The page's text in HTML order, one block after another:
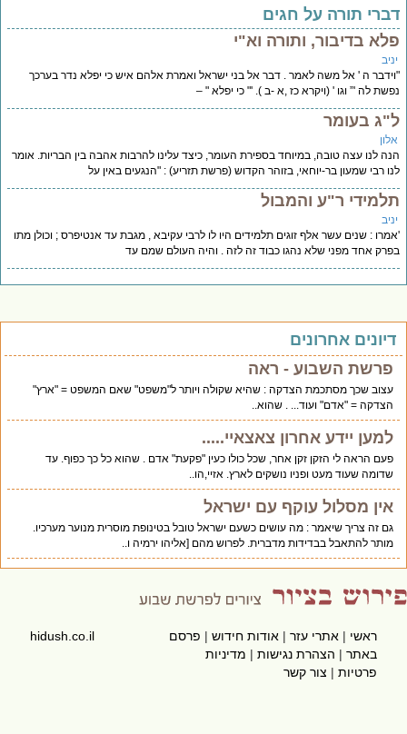
תורה על חגים
בדיבור, ותורה וא"י
ה ' אל משה לאמר . דבר אל בני ישראל ואמרת אלהם איש כי יפלא נדר בערכך
לה '” וגו ' (ויקרא כז ,א -ב ). '" כי יפלא " –
בעומר
לנו עצה טובה, במיוחד בספירת העומר, כיצד עלינו להרבות אהבה בין הבריות. אומר
רבי שמעון בר-יוחאי, בזוהר הקדוש (פרשת תזריע) : "הנגעים באין על
ר"ע והמבול
: שנים עשר אלף זוגים תלמידים היו לו לרבי עקיבא , מגבת עד אנטיפרס ; וכולן מתו
אחד מפני שלא נהגו כבוד זה לזה . והיה העולם שמם עד
אחרונים
פרשת השבוע - ראה
עצוב שכך מסתכמת הצדקה : שהיא שקולה ויותר ל"משפט" שאם המשפט = "ארץ"
הצדקה = "אדם" ועוד... . שהוא..
למען יידע אחרון צאצאיי.....
פעם הראה לי הזקן זקן אחר, שכל כולו כעין "פקעת" אדם . שהוא כל כך כפוף. עד
שדומה שעוד מעט ופניו נושקים לארץ. אזיי,הו..
אין מסלול עוקף עם ישראל
גם זה צריך שיאמר : מה עושים כשעם ישראל טובל בטינופת מוסרית מנוער מערכיו.
מותר להתאבל בבדידות מדברית. לפרוש מהם [אליהו ירמיה ו..
ראשי|אתרי עזר|אודות חידוש|פרסם
באתר|הצהרת נגישות|מדיניות
פרטיות|צור קשר
hidush.co.il